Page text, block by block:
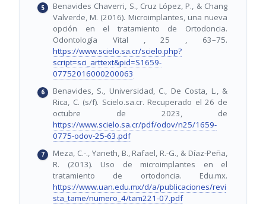
Benavides Chaverri, S., Cruz López, P., & Chang
Valverde, M. (2016). Microimplantes, una nueva
opción en el tratamiento de Ortodoncia.
Odontología Vital , 25 , 63–75.
https://www.scielo.sa.cr/scielo.php?
script=sci_arttext&pid=S1659-
07752016000200063
Benavides, S., Universidad, C., De Costa, L., &
Rica, C. (s/f). Scielo.sa.cr. Recuperado el 26 de
octubre de 2023, de
https://www.scielo.sa.cr/pdf/odov/n25/1659-
0775-odov-25-63.pdf
Meza, C.-., Yaneth, B., Rafael, R.-G., & Díaz-Peña,
R. (2013). Uso de microimplantes en el
tratamiento de ortodoncia. Edu.mx.
https://www.uan.edu.mx/d/a/publicaciones/revi
sta_tame/numero_4/tam221-07.pdf